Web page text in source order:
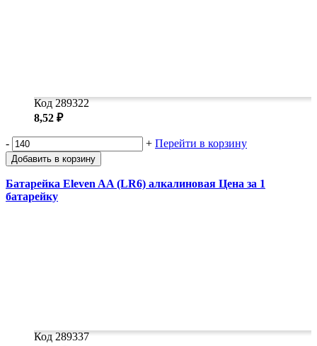
Код 289322
8,52 ₽
- + Перейти в корзину
Добавить в корзину
Батарейка Eleven AA (LR6) алкалиновая Цена за 1
батарейку
Код 289337